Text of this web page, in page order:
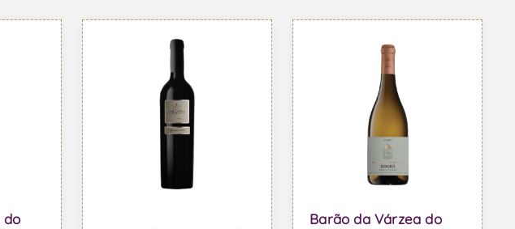
do
Barão da Várzea do